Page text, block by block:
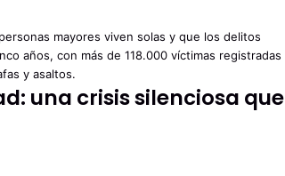
una crisis silenciosa que